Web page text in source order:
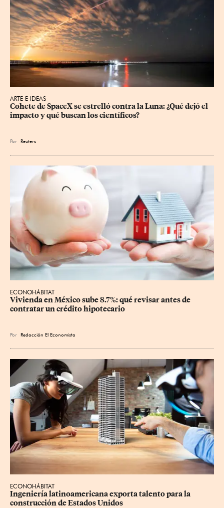
ARTE E IDEAS
Cohete de SpaceX se estrelló contra la Luna: ¿Qué dejó el
impacto y qué buscan los científicos?
Por Reuters
ECONOHÁBITAT
Vivienda en México sube 8.7%: qué revisar antes de
contratar un crédito hipotecario
Por Redacción El Economista
ECONOHÁBITAT
Ingeniería latinoamericana exporta talento para la
construcción de Estados Unidos